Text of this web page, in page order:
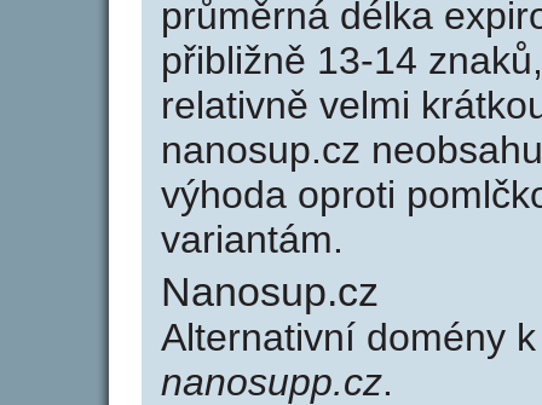
průměrná délka
přibližně 13-14
relativně velmi
nanosup.cz
výhoda oproti
variantám.
Nanosup.cz
Alternativní domény
nanosupp.cz.